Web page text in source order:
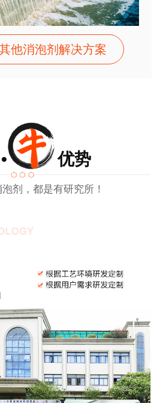
他消泡剂解决方案
• 优势
剂，都是有研究所！